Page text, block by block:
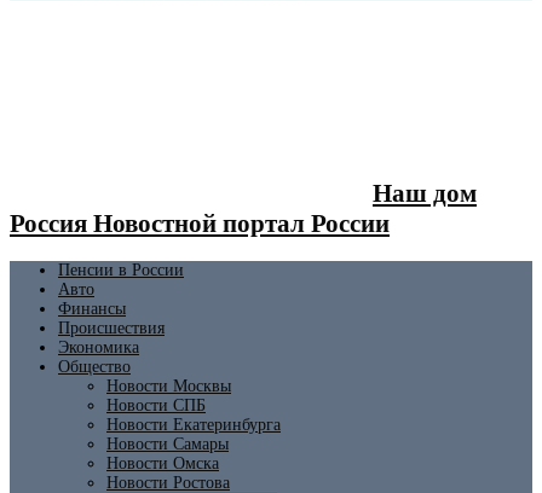
Наш дом
Россия Новостной портал России
Пенсии в России
Авто
Финансы
Происшествия
Экономика
Общество
Новости Москвы
Новости СПБ
Новости Екатеринбурга
Новости Самары
Новости Омска
Новости Ростова